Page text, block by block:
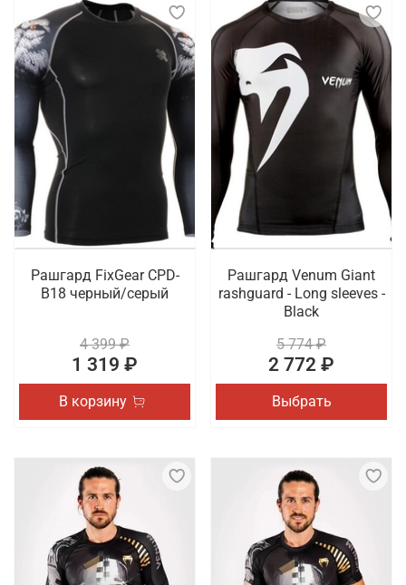
Рашгард FixGear CPD-
B18 черный/серый
4 399 ₽
1 319 ₽
В корзину
Рашгард Venum Giant
rashguard - Long sleeves -
Black
5 774 ₽
2 772 ₽
Выбрать